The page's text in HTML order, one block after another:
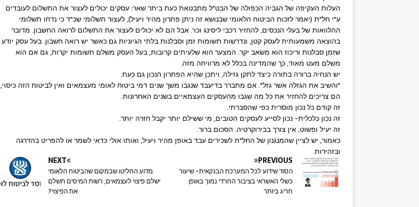
העלות העקיפה של הגביה הכפולה של הבט"ל מתבטאת כעת ביתר שאר: עסקים יכולים לעצור את התשלום לעובדים
ע"י חל"ת (יאמר לזכות הביטוח הלאומי שבנושא זה ניתן פתרון מהיר ויעיל), לעצור תשלומי שכ"ד כי נדחו תשלומי
ההלוואות של בעלי הנכסים, להחזיר רכבי ליסינג וכו'. אבל הם לא יכולים לעצור את התשלום לרואה החשבון. מדובר
בהוצאה משמעותית לעסק קטן, ונדרשות תשומות זמן וסבלנות בלתי הגיוניות גם כאשר יש רואה חשבון. בעל עסק יודע
שזמן סבלנות וריכוז הוא משאב יקר. המצער הוא שלעיתים קרובות, בעל העסק משלם תשומות יקרות, גם אם הוא
משלם מעט מאוד, כך שהמדינה בכלל לא מרוויחה מזה.
יש הנחיה ברורה בתורה כיצד לתקן גזילה, ויתכן שהיא הפתרון הנכון גם כעת.
"והשיב את הגזלה אשר גזל". אם מתברר בדיעבד שנגבו משך שנים דמי ביטוח לאומי מעצמאים ואין לביטוח הזה כיסוי,
הם צריכים להחזיר את כל מה שגבו מהעסקים העצמאיים בשנים האחרונות.
זה קודם כל נכון מוסרית כפי שהסברתי.
זה נכון כלכלית- נכון לסייע לעסקים הטובים, מי ששילם יותר יקבל חזרה יותר.
זה יעיל ופשוט, אין צורך בבירוקרטיה. הסכום ברור.
כאמור, יש לציין שהמנגנון של החל"ת לשכירים עבד באופן מהיר ויעיל, ואותו אולי כדאי לשמר או להפריט בהדרגה
ובזהירות.
PREVIOUS
הסוד שידוע לכל המערכת הבנקאית- שיעור
כשלי האשראי בציבור החרדי נמוך באופן
חריג ביותר
NEXT
מדוע החליטו שבמקום שהביטוח הלאומי
ישלם פיצוי לעצמאים, רשות המיסים תשלם
את הפיצוי?